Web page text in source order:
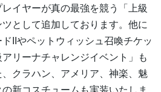
イヤーが真の最強を競う「上級
として追加しております。他に
IIやペットウィッシュ召喚チケッ
リーナチャレンジイベント」も
クラハン、アメリア、神楽、魅